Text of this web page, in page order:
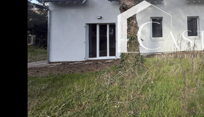
voir le
bien